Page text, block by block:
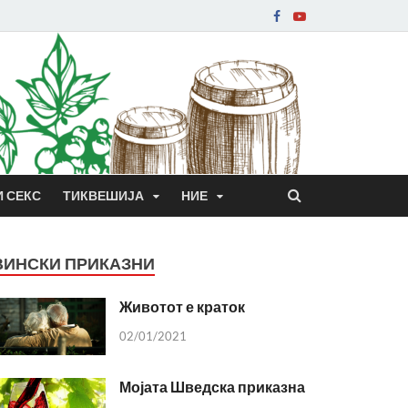
СЕКС ТИКВЕШИЈА НИЕ
ПРИКАЗНИ
Животот е краток
02/01/2021
Мојата Шведска приказна